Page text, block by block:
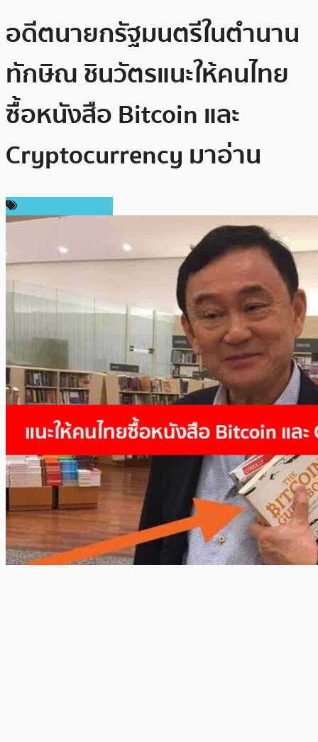
อดีตนายกรัฐมนตรีในตำนาน
ทักษิณ ชินวัตรแนะให้คนไทย
ซื้อหนังสือ Bitcoin และ
Cryptocurrency มาอ่าน